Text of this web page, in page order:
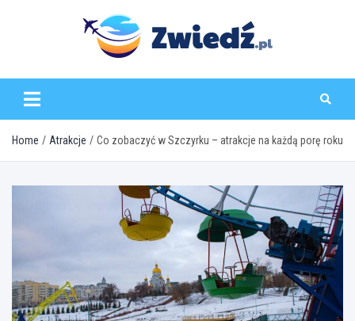
zwiedz.pl
Home Atrakcje Co zobaczyć w Szczyrku – atrakcje na każdą porę roku